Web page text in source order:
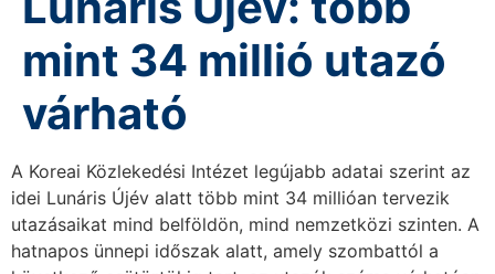
mint 34 millió utazó
várható
A Koreai Közlekedési Intézet legújabb adatai szerint az
idei Lunáris Újév alatt több mint 34 millióan tervezik
utazásaikat mind belföldön, mind nemzetközi szinten. A
hatnapos ünnepi időszak alatt, amely szombattól a